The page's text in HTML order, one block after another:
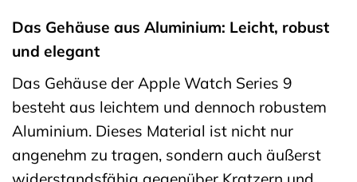
Das Gehäuse aus Aluminium: Leicht, robust
und elegant
Das Gehäuse der Apple Watch Series 9
besteht aus leichtem und dennoch robustem
Aluminium. Dieses Material ist nicht nur
angenehm zu tragen, sondern auch äußerst